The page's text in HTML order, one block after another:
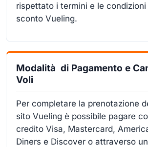
rispettato i termini e le
sconto Vueling.
Modalità di Pagamento e
Voli
Per completare la prenotazione
sito Vueling è possibile pagare
credito Visa, Mastercard,
Diners e Discover o attraverso